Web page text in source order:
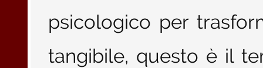
psicologico per
tangibile, questo è il